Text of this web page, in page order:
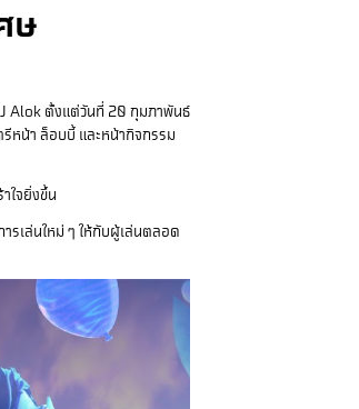
ษ
Alok ตั้งแต่วันที่ 20 กุมภาพันธ์
รีหน้า ล็อบบี้ และหน้ากิจกรรม
ใจยิ่งขึ้น
รเล่นใหม่ ๆ ให้กับผู้เล่นตลอด